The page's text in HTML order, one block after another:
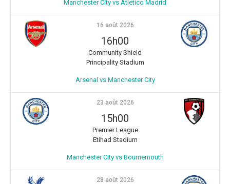
Manchester City vs Atletico Madrid
16 août 2026
16h00
Community Shield
Principality Stadium
Arsenal vs Manchester City
23 août 2026
15h00
Premier League
Etihad Stadium
Manchester City vs Bournemouth
28 août 2026